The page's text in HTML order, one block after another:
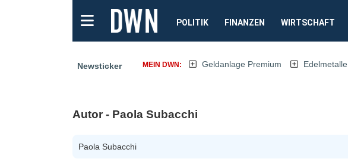
POLITIK FINANZEN WIRTSCHAFT
Newsticker MEIN DWN: Geldanlage Premium Edelmetalle
Autor - Paola Subacchi
Paola Subacchi